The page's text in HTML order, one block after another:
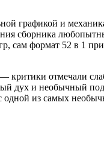
графикой и
сборника
сам формат 52 в 1
критики отмечали
дух и необычный
одной из самых